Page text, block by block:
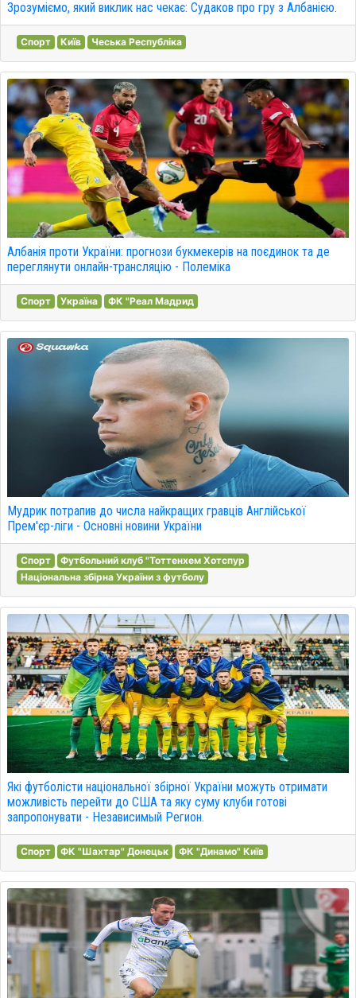
Зрозуміємо, який виклик нас чекає: Судаков про гру з Албанією.
Спорт Київ Чеська Республіка
Албанія проти України: прогнози букмекерів на поєдинок та де
переглянути онлайн-трансляцію - Полеміка
Спорт Україна ФК "Реал Мадрид
Мудрик потрапив до числа найкращих гравців Англійської
Прем'єр-ліги - Основні новини України
Спорт
Футбольний клуб "Тоттенхем Хотспур
Національна збірна України з футболу
Які футболісти національної збірної України можуть отримати
можливість перейти до США та яку суму клуби готові
запропонувати - Независимый Регион.
Спорт ФК "Шахтар" Донецьк ФК "Динамо" Київ